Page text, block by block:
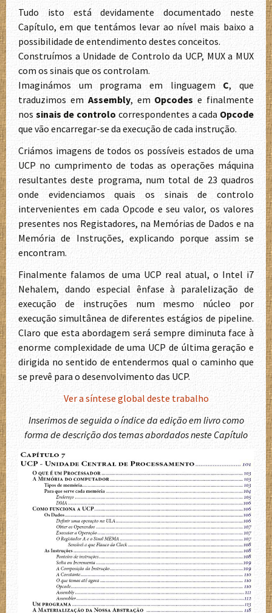
Tudo isto está devidamente documentado neste
Capítulo, em que tentámos levar ao nível mais baixo a
possibilidade de entendimento destes conceitos.
Construímos a Unidade de Controlo da UCP, MUX a MUX
com os sinais que os controlam.
Imaginámos um programa em linguagem C, que
traduzimos em Assembly, em Opcodes e finalmente
nos sinais de controlo correspondentes a cada Opcode
que vão encarregar-se da execução de cada instrução.
Criámos imagens de todos os possíveis estados de uma
UCP no cumprimento de todas as operações máquina
resultantes deste programa, num total de 23 quadros
onde evidenciamos quais os sinais de controlo
intervenientes em cada Opcode e seu valor, os valores
presentes nos Registadores, na Memórias de Dados e na
Memória de Instruções, explicando porque assim se
encontram.
Finalmente falamos de uma UCP real atual, o Intel i7
Nehalem, dando especial ênfase à paralelização de
execução de instruções num mesmo núcleo por
execução simultânea de diferentes estágios de pipeline.
Claro que esta abordagem será sempre diminuta face à
enorme complexidade de uma UCP de última geração e
dirigida no sentido de entendermos qual o caminho que
se prevê para o desenvolvimento das UCP.
Ver a síntese global deste trabalho
Inserimos de seguida o índice da edição em livro como
forma de descrição dos temas abordados neste Capítulo